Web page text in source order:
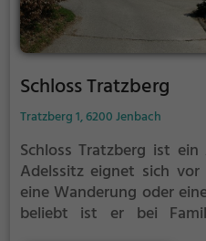
Schloss Tratzberg
Tratzberg 1, 6200 Jenbach
Schloss Tratzberg ist
Adelssitz eignet sich
eine Wanderung oder
beliebt ist er bei